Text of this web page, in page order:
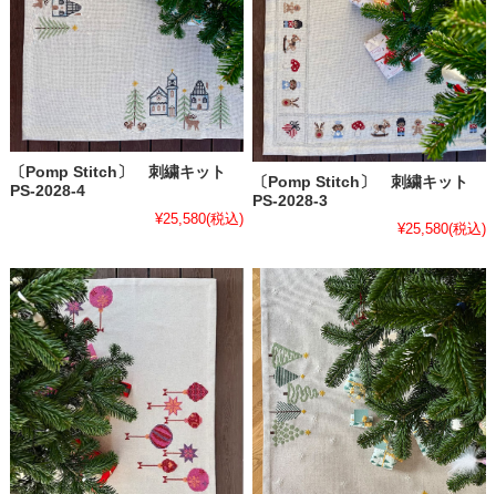
〔Pomp Stitch〕 刺繍キット
PS-2028-4
¥25,580(税込)
〔Pomp Stitch〕 刺繍キット
PS-2028-3
¥25,580(税込)